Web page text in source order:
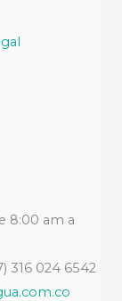
8:00 am a
316 024 6542